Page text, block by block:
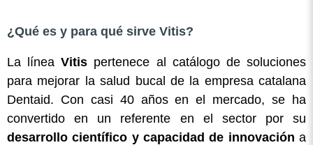
¿Qué es y para qué sirve Vitis?
La líneaVitis pertenece al catálogo de soluciones
para mejorar la salud bucal de la empresa catalana
Dentaid. Con casi 40 años en el mercado, se ha
convertido en un referente en el sector por su
desarrollo científico y capacidad de innovación a